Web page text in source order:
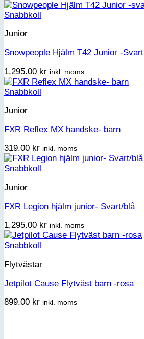
Snabbkoll
Junior
Snowpeople Hjälm T42 Junior -Svart
1,295.00 kr inkl. moms
Snabbkoll
Junior
FXR Reflex MX handske- barn
319.00 kr inkl. moms
Snabbkoll
Junior
FXR Legion hjälm junior- Svart/blå
1,295.00 kr inkl. moms
Snabbkoll
Flytvästar
Jetpilot Cause Flytväst barn -rosa
899.00 kr inkl. moms